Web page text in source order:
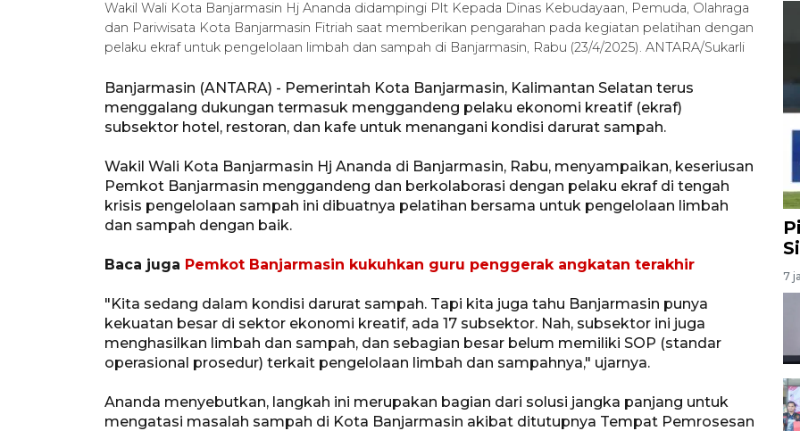
Wakil Wali Kota Banjarmasin Hj Ananda didampingi Plt Kepada Dinas Kebudayaan, Pemuda, Olahraga
dan Pariwisata Kota Banjarmasin Fitriah saat memberikan pengarahan pada kegiatan pelatihan dengan
pelaku ekraf untuk pengelolaan limbah dan sampah di Banjarmasin, Rabu (23/4/2025). ANTARA/Sukarli
Banjarmasin (ANTARA) - Pemerintah Kota Banjarmasin, Kalimantan Selatan terus
menggalang dukungan termasuk menggandeng pelaku ekonomi kreatif (ekraf)
subsektor hotel, restoran, dan kafe untuk menangani kondisi darurat sampah.
Wakil Wali Kota Banjarmasin Hj Ananda di Banjarmasin, Rabu, menyampaikan, keseriusan
Pemkot Banjarmasin menggandeng dan berkolaborasi dengan pelaku ekraf di tengah
krisis pengelolaan sampah ini dibuatnya pelatihan bersama untuk pengelolaan limbah
dan sampah dengan baik.
Baca juga Pemkot Banjarmasin kukuhkan guru penggerak angkatan terakhir
"Kita sedang dalam kondisi darurat sampah. Tapi kita juga tahu Banjarmasin punya
kekuatan besar di sektor ekonomi kreatif, ada 17 subsektor. Nah, subsektor ini juga
menghasilkan limbah dan sampah, dan sebagian besar belum memiliki SOP (standar
operasional prosedur) terkait pengelolaan limbah dan sampahnya," ujarnya.
Ananda menyebutkan, langkah ini merupakan bagian dari solusi jangka panjang untuk
mengatasi masalah sampah di Kota Banjarmasin akibat ditutupnya Tempat Pemrosesan
7